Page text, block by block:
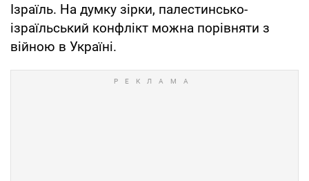
Ізраїль. На думку зірки, палестинсько-
ізраїльський конфлікт можна порівняти з
війною в Україні.